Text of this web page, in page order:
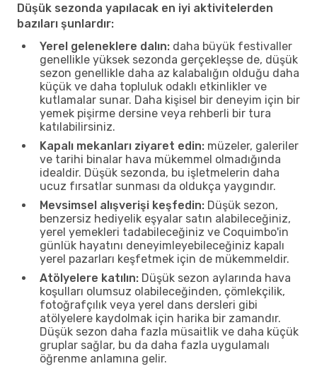
Düşük sezonda yapılacak en iyi aktivitelerden
bazıları şunlardır:
Yerel geleneklere dalın: daha büyük festivaller
genellikle yüksek sezonda gerçekleşse de, düşük
sezon genellikle daha az kalabalığın olduğu daha
küçük ve daha topluluk odaklı etkinlikler ve
kutlamalar sunar. Daha kişisel bir deneyim için bir
yemek pişirme dersine veya rehberli bir tura
katılabilirsiniz.
Kapalı mekanları ziyaret edin: müzeler, galeriler
ve tarihi binalar hava mükemmel olmadığında
idealdir. Düşük sezonda, bu işletmelerin daha
ucuz fırsatlar sunması da oldukça yaygındır.
Mevsimsel alışverişi keşfedin: Düşük sezon,
benzersiz hediyelik eşyalar satın alabileceğiniz,
yerel yemekleri tadabileceğiniz ve Coquimbo'in
günlük hayatını deneyimleyebileceğiniz kapalı
yerel pazarları keşfetmek için de mükemmeldir.
Atölyelere katılın: Düşük sezon aylarında hava
koşulları olumsuz olabileceğinden, çömlekçilik,
fotoğrafçılık veya yerel dans dersleri gibi
atölyelere kaydolmak için harika bir zamandır.
Düşük sezon daha fazla müsaitlik ve daha küçük
gruplar sağlar, bu da daha fazla uygulamalı
öğrenme anlamına gelir.